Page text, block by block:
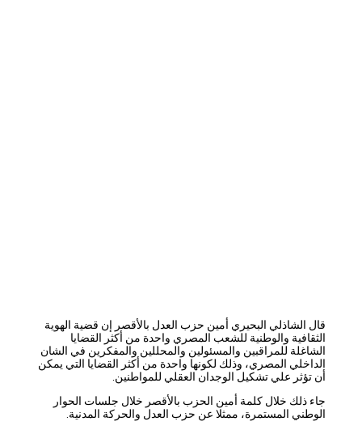
قال الشاذلي البحيري أمين حزب العدل بالأقصر إن قضية الهوية
الثقافية والوطنية للشعب المصري واحدة من أكثر القضايا
الشاغلة للمراقبين والمسئولين والمحللين والمفكرين في الشان
الداخلي المصري، وذلك لكونها واحدة من أكثر القضايا التي يمكن
أن تؤثر علي تشكيل الوجدان العقلي للمواطنين.
جاء ذلك خلال كلمة أمين الحزب بالأقصر خلال جلسات الحوار
الوطني المستمرة، ممثلا عن حزب العدل والحركة المدنية.